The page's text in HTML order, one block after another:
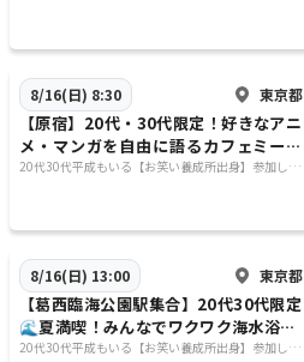
8/16(日) 8:30 東京都
【原宿】20代・30代限定！好きなアニ
メ・マンガを自由に語るカフェミーテ
ィング🎨席替えタイムあり
20代30代平成もいる【お笑い養成所出身】参加しや
8/16(日) 13:00 東京都
【葛西臨海公園駅集合】20代30代限定
🌊夏満喫！みんなでワクワク海水浴DA
Y
20代30代平成もいる【お笑い養成所出身】参加しや